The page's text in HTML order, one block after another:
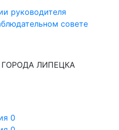
руководителя
совете
ЛИПЕЦКА
0